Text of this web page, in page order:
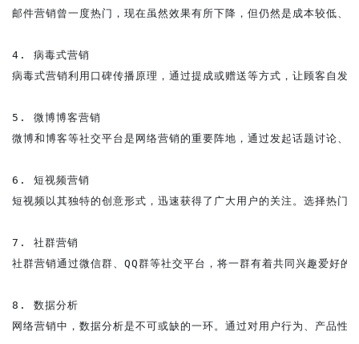
邮件营销曾一度热门，现在虽然效果有所下降，但仍然是成本较低、
4. 病毒式营销
病毒式营销利用口碑传播原理，通过提成或赠送等方式，让顾客自发
5. 微博博客营销
微博和博客等社交平台是网络营销的重要阵地，通过发起话题讨论、
6. 短视频营销
短视频以其独特的创意形式，迅速获得了广大用户的关注。选择热门
7. 社群营销
社群营销通过微信群、QQ群等社交平台，将一群有着共同兴趣爱好
8. 数据分析
网络营销中，数据分析是不可或缺的一环。通过对用户行为、产品